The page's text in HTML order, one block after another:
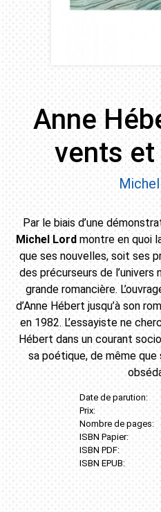
Anne
vents et
Par le biais d’une
Michel Lord montre en quoi
que ses nouvelles, soit ses
des précurseurs de
grande romancière.
d’Anne Hébert jusqu’à son
en 1982. L’essayiste ne
Hébert dans un courant
sa poétique, de même
Date de parution:
Prix:
Nombre de pages:
ISBN Papier:
ISBN PDF:
ISBN EPUB: